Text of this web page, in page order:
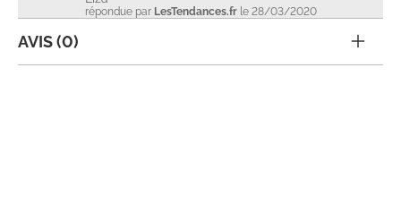
répondue par LesTendances.fr le 28/03/2020
AVIS (0)